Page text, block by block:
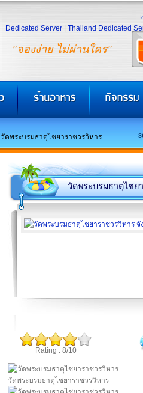
"จองง่าย ไม่ผ่านใคร"
Dedicated Server
Thailand Dedicated
วัดพระบรมธาตุไชยาราชวรวิหาร
วัดพระบรมธาตุไชย
Rating : 8/10
วัดพระบรมธาตุไชยาราชวรวิหาร